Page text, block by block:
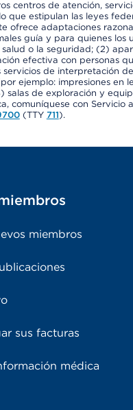
centros de atención,
que estipulan las leyes
ofrece adaptaciones
guía y para quienes los
o la seguridad; (2)
efectiva con personas
de interpretación
ejemplo: impresiones en
salas de exploración y
comuníquese con Servicio
(TTY 711).
miembros
sus facturas
médica